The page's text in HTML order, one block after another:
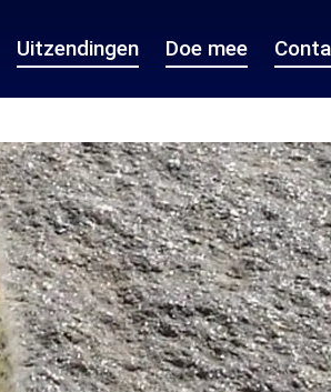
Uitzendingen Doe mee